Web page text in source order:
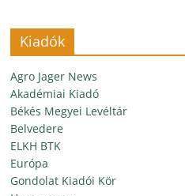
Kiadók
Agro Jager News
Akadémiai Kiadó
Békés Megyei Levéltár
Belvedere
ELKH BTK
Európa
Gondolat Kiadói Kör